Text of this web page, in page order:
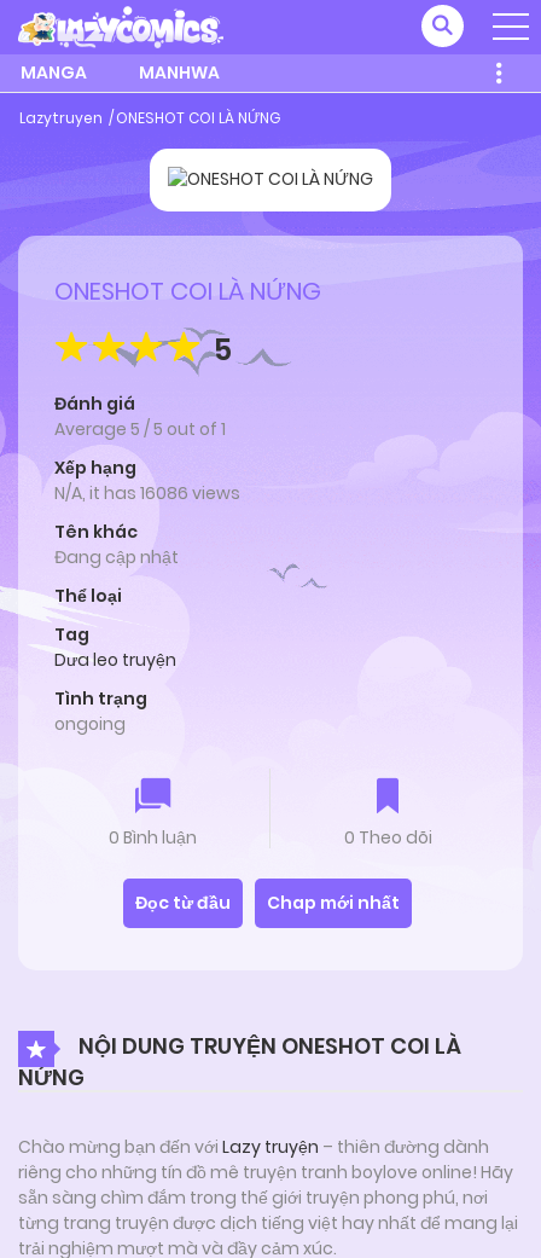
MANGA MANHWA
Lazytruyen ONESHOT COI LÀ NỨNG
ONESHOT COI LÀ NỨNG
5
Đánh giá
Average 5 /5 out of 1
Xếp hạng
N/A, it has 16086 views
Tên khác
Đang cập nhật
Thể loại
Tag
Dưa leo truyện
Tình trạng
ongoing
0 Bình luận 0 Theo dõi
Đọc từ đầu Chap mới nhất
NỘI DUNG TRUYỆN ONESHOT COI LÀ
NỨNG
Chào mừng bạn đến với Lazy truyện – thiên đường dành
riêng cho những tín đồ mê truyện tranh boylove online! Hãy
sẵn sàng chìm đắm trong thế giới truyện phong phú, nơi
từng trang truyện được dịch tiếng việt hay nhất để mang lại
trải nghiệm mượt mà và đầy cảm xúc.